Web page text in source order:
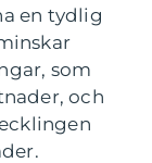
en tydlig
som
och